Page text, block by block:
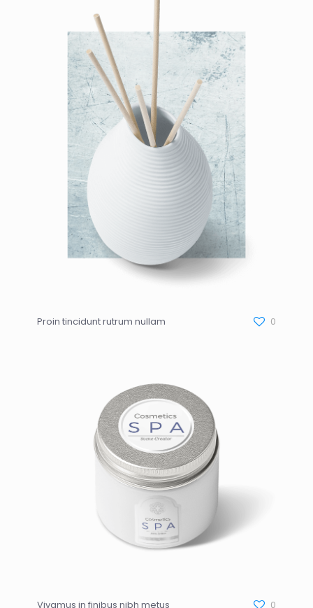
Proin tincidunt rutrum nullam 0
Vivamus in finibus nibh metus 0